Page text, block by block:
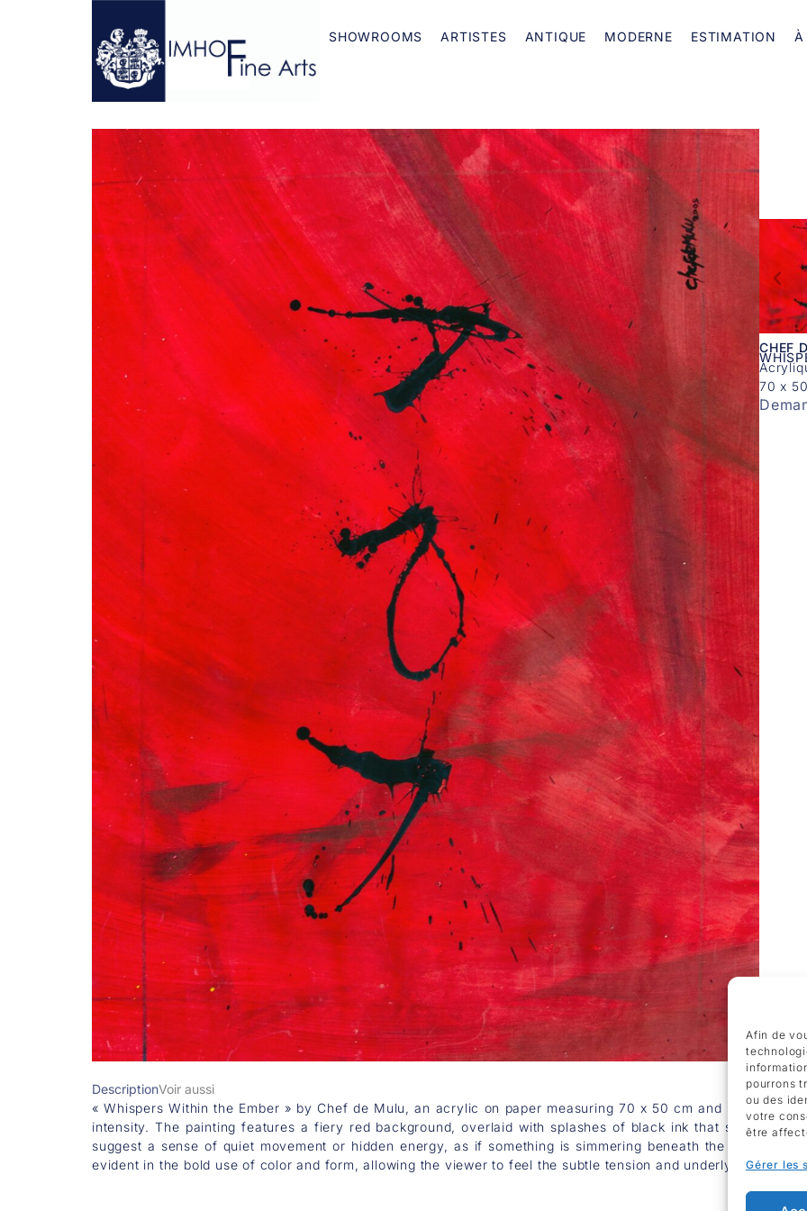
Afin de
pourrons
ou des
votre
être
Gérer les
SHOWROOMS ARTISTES ANTIQUE MODERNE ESTIMATION À
CHEF
70 x
DescriptionVoir aussi
« Whispers Within the Ember » by Chef de Mulu, an acrylic on paper measuring 70 x 50 cm and signed on
intensity. The painting features a fiery red background, overlaid with splashes of black ink that seem to
suggest a sense of quiet movement or hidden energy, as if something is simmering beneath the surface.
evident in the bold use of color and form, allowing the viewer to feel the subtle tension and underlying power